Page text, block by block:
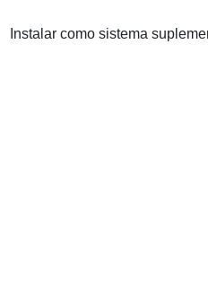
Instalar como sistema